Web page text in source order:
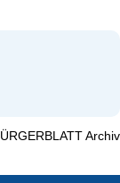
Archiv